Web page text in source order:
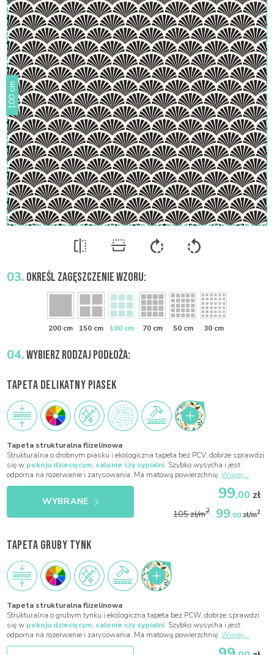
03. OKREŚL ZAGĘSZCZENIE WZORU:
200 cm 150 cm 100 cm 70 cm 50 cm 30 cm
04.WYBIERZ RODZAJ PODŁOŻA:
TAPETA DELIKATNY PIASEK
Tapeta strukturalna flizelinowa
Strukturalna o drobnym piasku i ekologiczna tapeta bez PCV, dobrze sprawdzi
się w pokoju dziecięcym, salonie czy sypialni. Szybko wysycha i jest
odporna na rozerwanie i zarysowania. Ma matową powierzchnię.Więcej...
WYBRANE 99,00 zł
105 zł/m2 99,00 zł/m2
TAPETA GRUBY TYNK
Tapeta strukturalna flizelinowa
Strukturalna o grubym tynku i ekologiczna tapeta bez PCW, dobrze sprawdzi
się w pokoju dziecięcym, salonie czy sypialni. Szybko wysycha i jest
odporna na rozerwanie i zarysowania. Ma matową powierzchnię.Więcej...